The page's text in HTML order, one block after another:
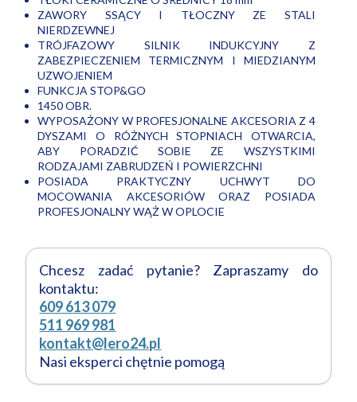
ZAWORY SSĄCY I TŁOCZNY ZE STALI
NIERDZEWNEJ
TRÓJFAZOWY SILNIK INDUKCYJNY Z
ZABEZPIECZENIEM TERMICZNYM I MIEDZIANYM
UZWOJENIEM
FUNKCJA STOP&GO
1450 OBR.
WYPOSAŻONY W PROFESJONALNE AKCESORIA Z 4
DYSZAMI O RÓŻNYCH STOPNIACH OTWARCIA,
ABY PORADZIĆ SOBIE ZE WSZYSTKIMI
RODZAJAMI ZABRUDZEŃ I POWIERZCHNI
POSIADA PRAKTYCZNY UCHWYT DO
MOCOWANIA AKCESORIÓW ORAZ POSIADA
PROFESJONALNY WĄŻ W OPLOCIE
Chcesz zadać pytanie? Zapraszamy do
kontaktu:
609 613 079
511 969 981
kontakt@lero24.pl
Nasi eksperci chętnie pomogą